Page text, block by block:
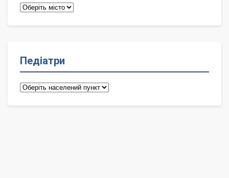
Терапевти
Педіатри
Педіатри